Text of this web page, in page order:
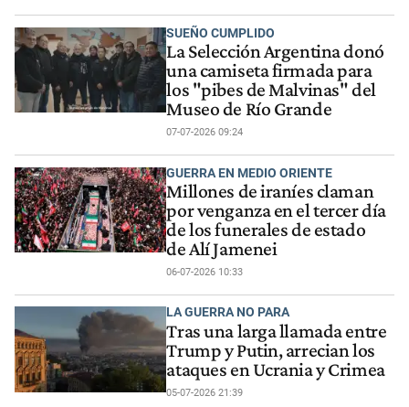
SUEÑO CUMPLIDO
La Selección Argentina donó
una camiseta firmada para
los "pibes de Malvinas" del
Museo de Río Grande
07-07-2026 09:24
GUERRA EN MEDIO ORIENTE
Millones de iraníes claman
por venganza en el tercer día
de los funerales de estado
de Alí Jamenei
06-07-2026 10:33
LA GUERRA NO PARA
Tras una larga llamada entre
Trump y Putin, arrecian los
ataques en Ucrania y Crimea
05-07-2026 21:39